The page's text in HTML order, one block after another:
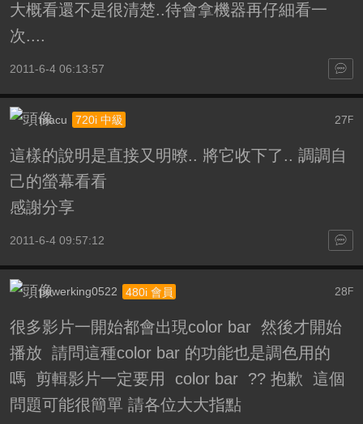
大概看還不是很清楚..待會拿機器再仔細看一
次....
2011-6-4 06:13:57
27 F
macu 720i 中級
這樣的說明是直接又明暸.. 將它收下了.. 調調自
己的螢幕看看
感謝分享
2011-6-4 09:57:12
28 F
powerking0522 480i 會員
很多影片一開始都會出現color bar 然後才開始
播放 請問這種color bar 的功能也是調色用的
嗎 剪輯影片一定要用 color bar ?? 抱歉 這個
問題可能很簡單 請各位大大指點